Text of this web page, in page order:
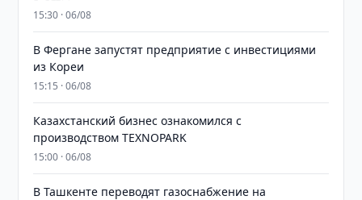
15:30 · 06/08
В Фергане запустят предприятие с инвестициями
из Кореи
15:15 · 06/08
Казахстанский бизнес ознакомился с
производством TEXNOPARK
15:00 · 06/08
В Ташкенте переводят газоснабжение на